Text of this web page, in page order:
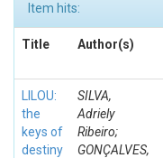
Item hits:
Title Author(s)
LILOU:
the
keys of
destiny
SILVA,
Adriely
Ribeiro;
GONÇALVES,